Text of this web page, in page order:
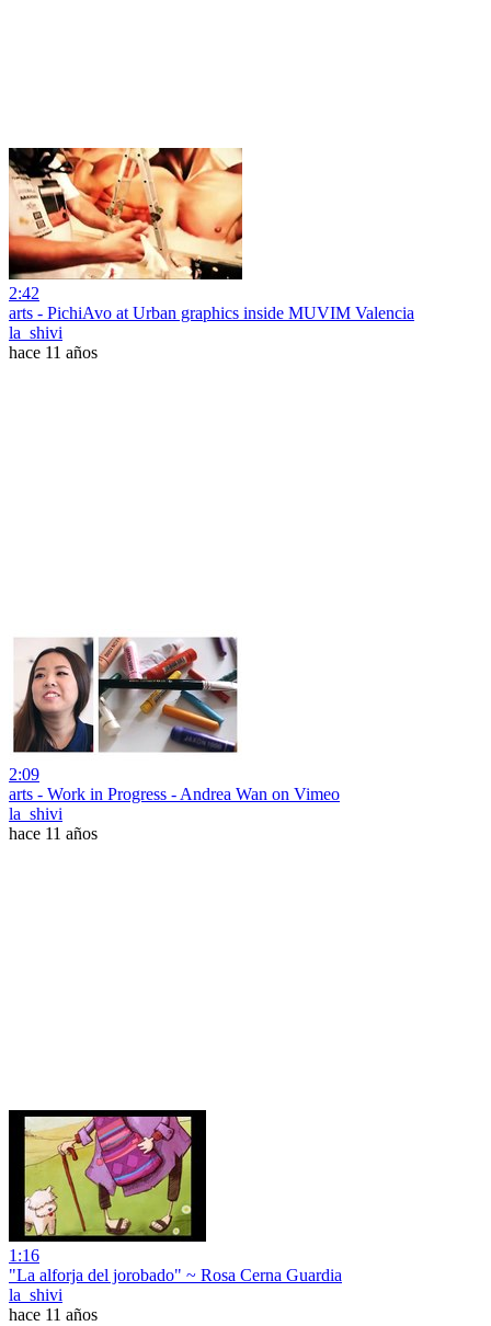
2:42
arts - PichiAvo at Urban graphics inside MUVIM Valencia
la_shivi
hace 11 años
2:09
arts - Work in Progress - Andrea Wan on Vimeo
la_shivi
hace 11 años
1:16
"La alforja del jorobado" ~ Rosa Cerna Guardia
la_shivi
hace 11 años